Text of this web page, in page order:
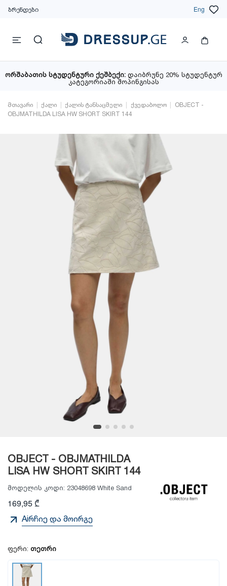
ბრენდები Eng
ორშაბათის სტუდენტური ქეშბექი: დაიბრუნე 20% სტუდენტურ
კატეგორიაში შოპინგისას
მთავარი ქალი ქალის ტანსაცმელი ქვედაბოლო
OBJECT -
OBJMATHILDA LISA HW SHORT SKIRT 144
OBJECT - OBJMATHILDA
LISA HW SHORT SKIRT 144
მოდელის კოდი: 23048698 White Sand
169,95 ₾
Aiრჩიე და მოირგე
ფერი: თეთრი